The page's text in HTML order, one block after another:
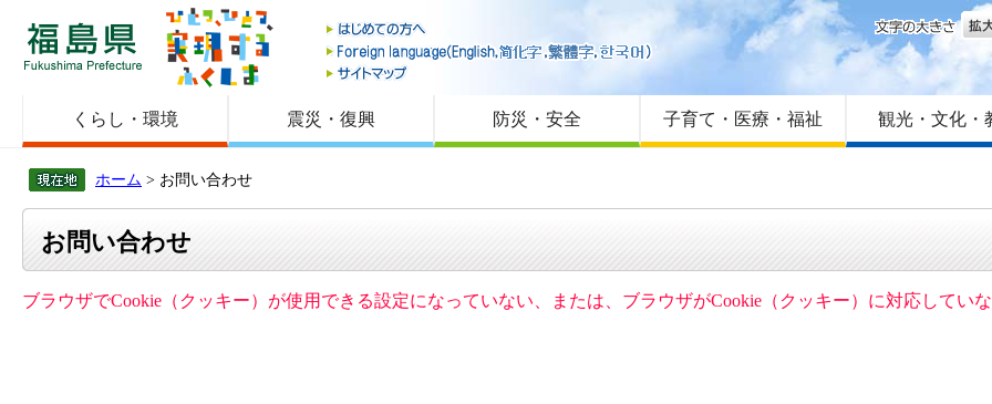
福島県
はじめての方へ
Foreign language
サイトマップ
文字
くらし・環境 震災・復興 防災・安全 子育て・医療・福祉 観光・文化・
ホーム > お問い合わせ
お問い合わせ
ブラウザでCookie（クッキー）が使用できる設定になっていない、または、ブラウザがCookie（クッキー）に対応してい